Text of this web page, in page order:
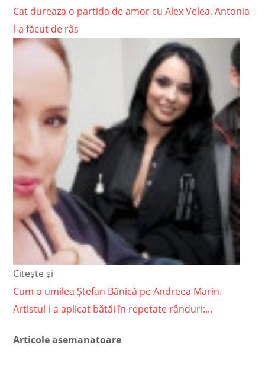
Cat dureaza o partida de amor cu Alex Velea. Antonia
l-a făcut de râs
Citește și
Cum o umilea Ștefan Bănică pe Andreea Marin.
Artistul i-a aplicat bătăi în repetate rânduri:...
Articole asemanatoare